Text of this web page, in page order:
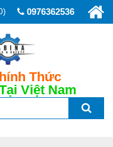
0976362536
Thức
Việt Nam